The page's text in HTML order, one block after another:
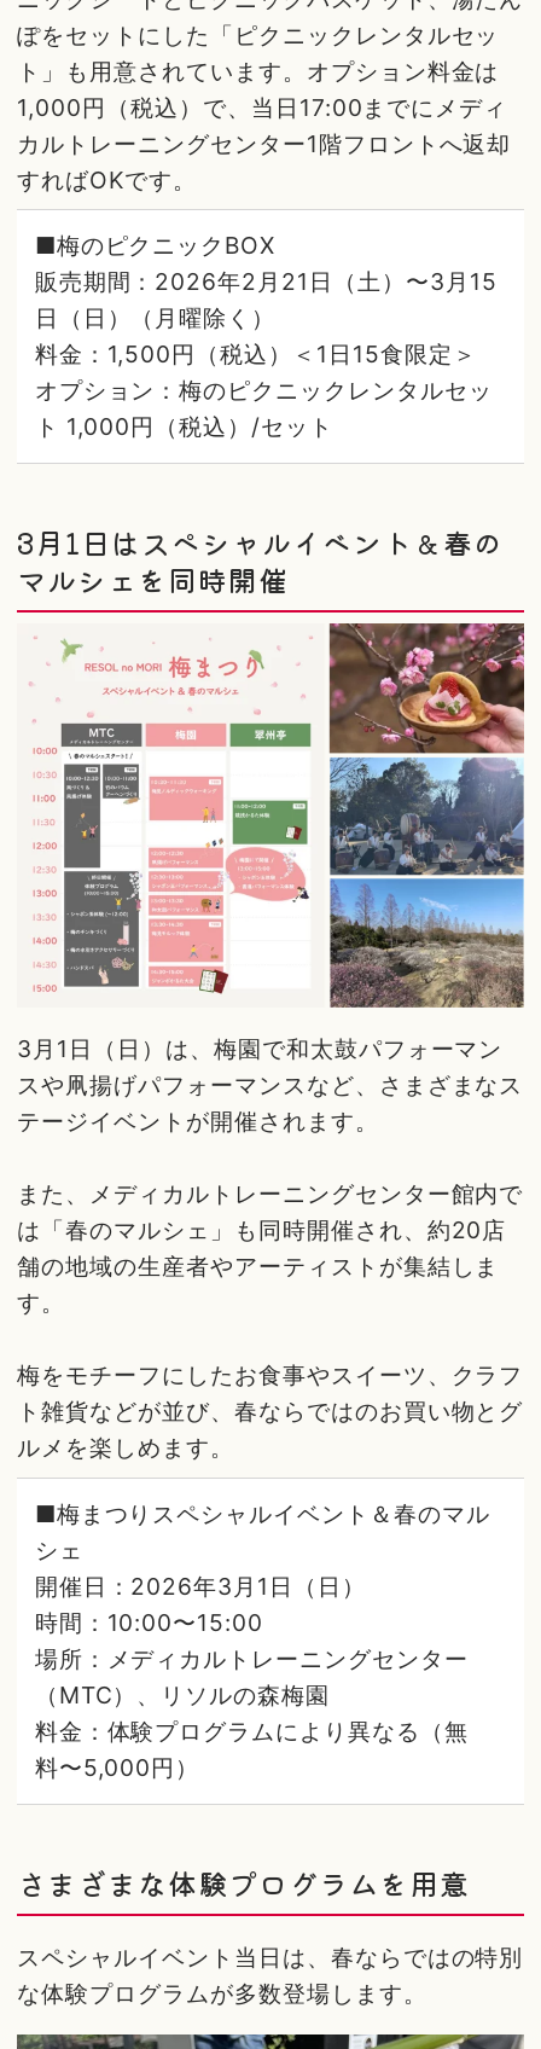
ぽをセットにした「ピクニックレンタルセッ
ト」も用意されています。オプション料金は
1,000円（税込）で、当日17:00までにメディ
カルトレーニングセンター1階フロントへ返却
すればOKです。
■梅のピクニックBOX
販売期間：2026年2月21日（土）〜3月15
日（日）（月曜除く）
料金：1,500円（税込）＜1日15食限定＞
オプション：梅のピクニックレンタルセッ
ト 1,000円（税込）/セット
3月1日はスペシャルイベント＆春の
マルシェを同時開催
3月1日（日）は、梅園で和太鼓パフォーマン
スや凧揚げパフォーマンスなど、さまざまなス
テージイベントが開催されます。
また、メディカルトレーニングセンター館内で
は「春のマルシェ」も同時開催され、約20店
舗の地域の生産者やアーティストが集結しま
す。
梅をモチーフにしたお食事やスイーツ、クラフ
ト雑貨などが並び、春ならではのお買い物とグ
ルメを楽しめます。
■梅まつりスペシャルイベント＆春のマル
シェ
開催日：2026年3月1日（日）
時間：10:00〜15:00
場所：メディカルトレーニングセンター
（MTC）、リソルの森梅園
料金：体験プログラムにより異なる（無
料〜5,000円）
さまざまな体験プログラムを用意
スペシャルイベント当日は、春ならではの特別
な体験プログラムが多数登場します。